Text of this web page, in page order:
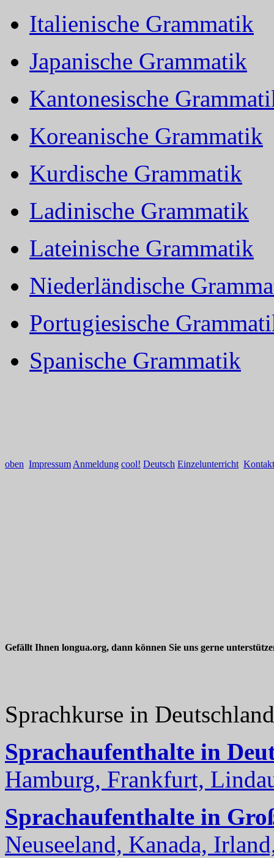
Italienische Grammatik
Japanische Grammatik
Kantonesische
Koreanische Grammatik
Kurdische Grammatik
Ladinische Grammatik
Lateinische Grammatik
Niederländische
Portugiesische
Spanische Grammatik
oben Impressum Anmeldung cool! Deutsch Einzelunterricht Kontakt
Gefällt Ihnen longua.org, dann können Sie uns gerne
Sprachkurse in
Sprachaufenthalte in
Hamburg, Frankfurt,
Sprachaufenthalte in
Neuseeland, Kanada,